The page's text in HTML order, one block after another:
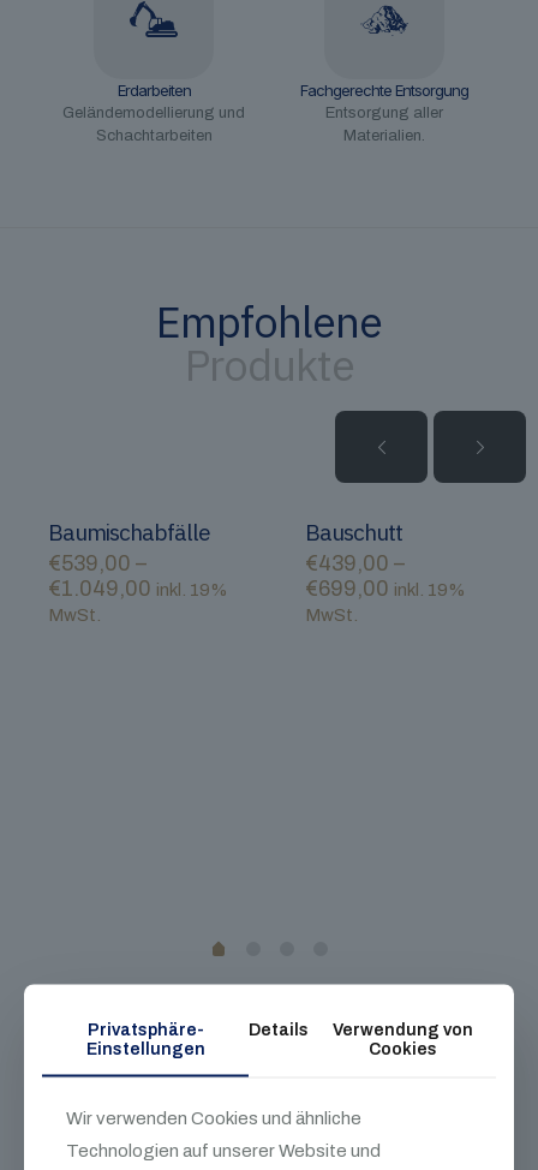
Erdarbeiten
Geländemodellierung und
Schachtarbeiten
Fachgerechte Entsorgung
Entsorgung aller
Materialien.
Empfohlene
Produkte
Baumischabfälle
€539,00 –
€1.049,00 inkl. 19%
MwSt.
Bauschutt
€439,00 –
€699,00 inkl. 19%
MwSt.
Wir sind Ihr Experten-Team für jeglichen
Privatsphäre-
Einstellungen
Details
Verwendung von
Cookies
Wir verwenden Cookies und ähnliche
Technologien auf unserer Website und